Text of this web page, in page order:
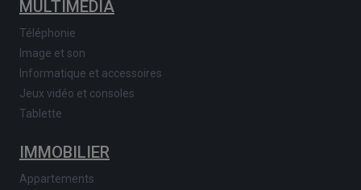
MULTIMEDIA
Téléphonie
Image et son
Informatique et accessoires
Jeux vidéo et consoles
Tablette
IMMOBILIER
Appartements